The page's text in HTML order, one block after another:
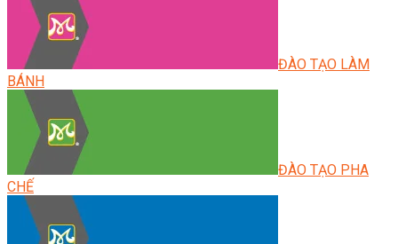
ĐÀO TẠO LÀM
BÁNH
ĐÀO TẠO PHA
CHẾ